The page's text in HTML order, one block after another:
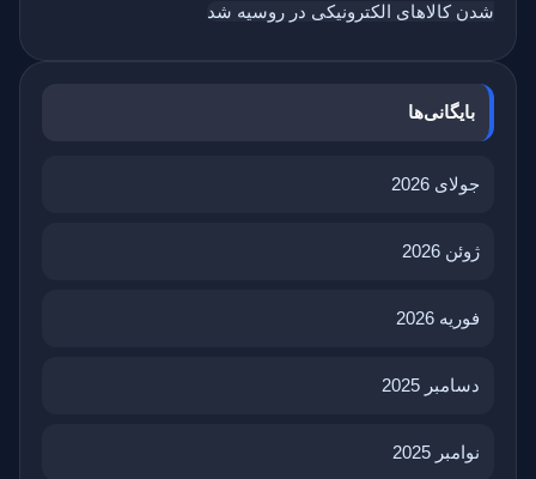
شدن کالاهای الکترونیکی در روسیه شد
بایگانی‌ها
جولای 2026
ژوئن 2026
فوریه 2026
دسامبر 2025
نوامبر 2025